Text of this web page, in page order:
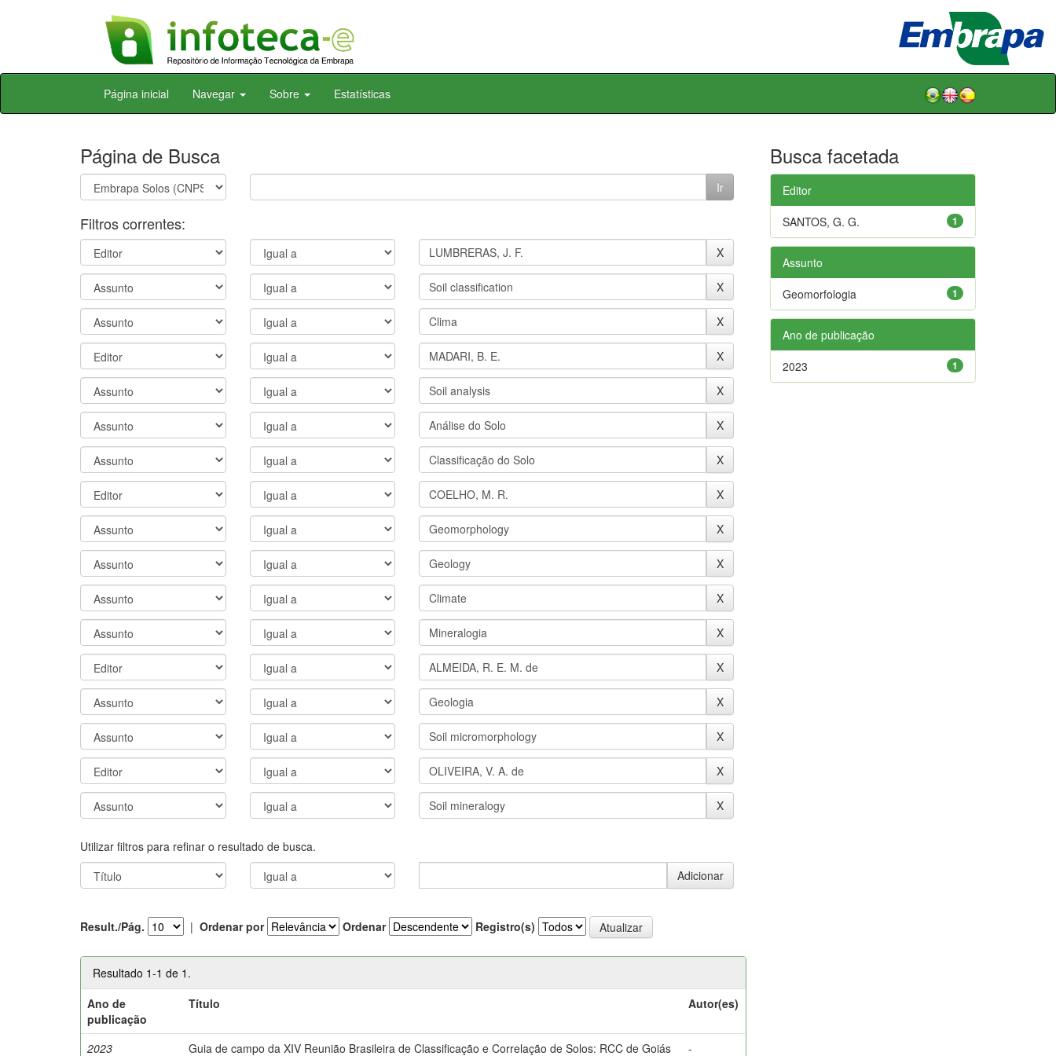
Skip
Página inicial Navegar Sobre Estatísticas
Página de Busca
Filtros correntes:
Utilizar filtros para refinar o resultado de busca.
Result./Pág. | Ordenar por Ordenar Registro(s)
Resultado 1-1 de 1.
Ano de
publicação
Título Autor(es)
2023
Guia de campo da XIV Reunião Brasileira de Classificação e Correlação de Solos: RCC de Goiás
-
Busca facetada
Editor
1
SANTOS, G. G.
Assunto
1
Geomorfologia
Ano de publicação
1
2023